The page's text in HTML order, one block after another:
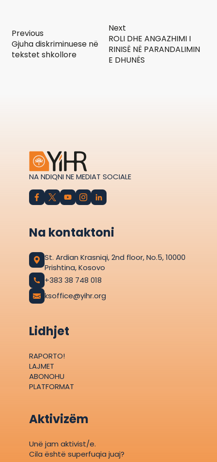
Previous
Gjuha diskriminuese në
tekstet shkollore
Next
ROLI DHE ANGAZHIMI I
RINISË NË PARANDALIMIN
E DHUNËS
NA NDIQNI NE MEDIAT SOCIALE
Na kontaktoni
St. Ardian Krasniqi, 2nd floor, No.5, 10000
Prishtina, Kosovo
+383 38 748 018
ksoffice@yihr.org
Lidhjet
RAPORTO!
LAJMET
ABONOHU
PLATFORMAT
Aktivizëm
Unë jam aktivist/e.
Cila është superfuqia juaj?